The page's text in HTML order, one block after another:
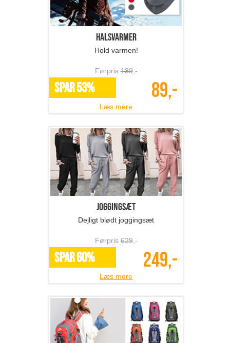
Halsvarmer
Hold varmen!
Førpris189,-
SPAR 53% 89,-
Læs mere
Joggingsæt
Dejligt blødt joggingsæt
Førpris629,-
SPAR 60% 249,-
Læs mere